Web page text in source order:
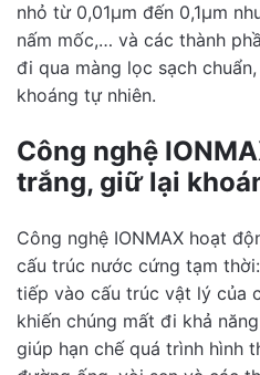
nhỏ từ 0,01µm đến 0,1µm
nấm mốc,… và các thành
đi qua màng lọc sạch
khoáng tự nhiên.
Công nghệ
trắng, giữ lại
Công nghệ IONMAX hoạt
cấu trúc nước cứng tạm
tiếp vào cấu trúc vật lý của
khiến chúng mất đi khả
giúp hạn chế quá trình hình